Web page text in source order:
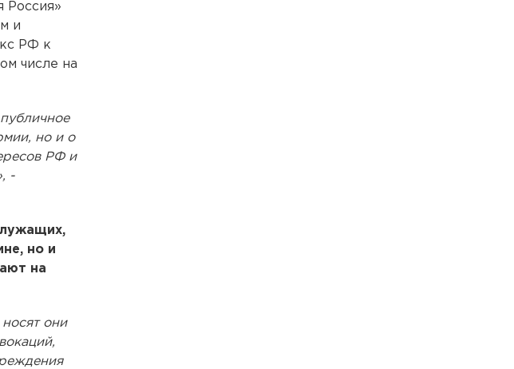
Россия»
и
РФ к
числе на
но и о
РФ и
-
но и
на
они